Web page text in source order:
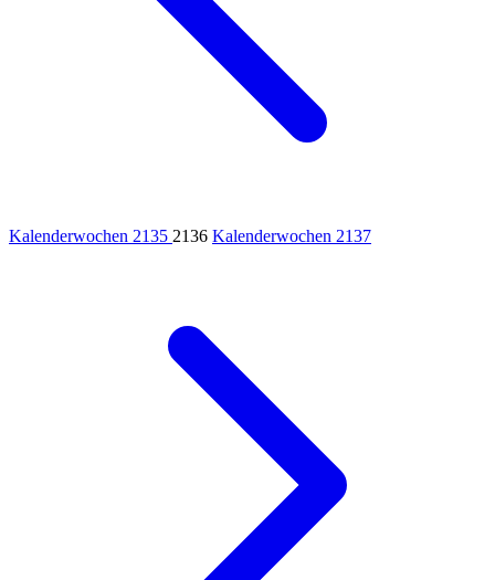
Kalenderwochen 2135 2136 Kalenderwochen 2137